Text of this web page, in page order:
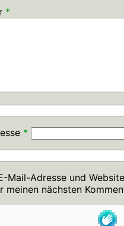
*
*
Mail-Adresse und
meinen nächsten